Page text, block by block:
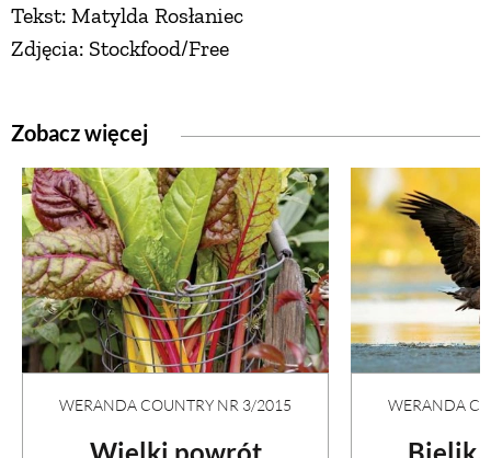
Tekst: Matylda Rosłaniec
Zdjęcia: Stockfood/Free
Zobacz więcej
WERANDA COUNTRY NR 3/2015 WERANDA